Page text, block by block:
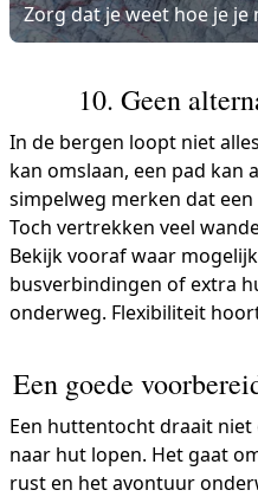
Zorg dat je weet hoe je
10. Geen
In de bergen loopt niet
kan omslaan, een pad kan
simpelweg merken dat
Toch vertrekken veel
Bekijk vooraf waar
busverbindingen of extra
onderweg. Flexibiliteit
Een goede
Een huttentocht draait
naar hut lopen. Het gaat
rust en het avontuur